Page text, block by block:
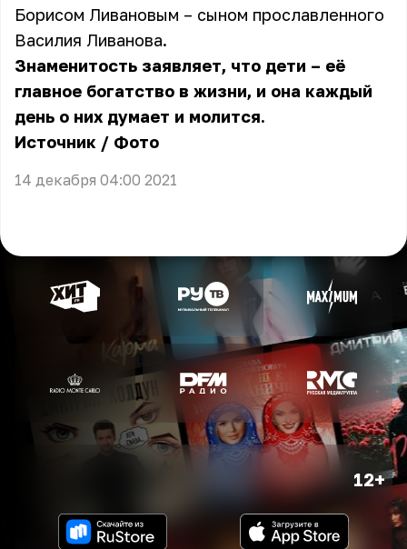
Борисом Ливановым – сыном прославленного
Василия Ливанова.
Знаменитость заявляет, что дети – её
главное богатство в жизни, и она каждый
день о них думает и молится.
Источник / Фото
14 декабря 04:00 2021
12+